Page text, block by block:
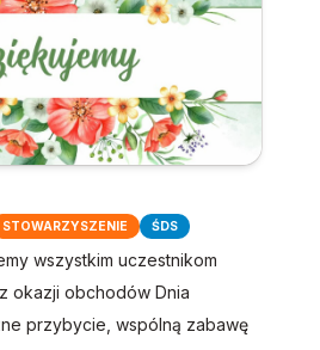
STOWARZYSZENIE ŚDS
wszystkim uczestnikom
okazji obchodów Dnia
przybycie, wspólną zabawę